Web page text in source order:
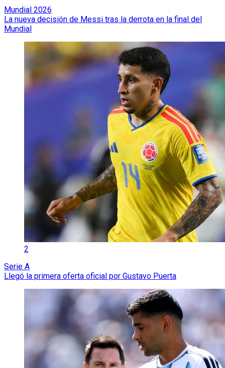
Mundial 2026
La nueva decisión de Messi tras la derrota en la final del
Mundial
2
Serie A
Llegó la primera oferta oficial por Gustavo Puerta